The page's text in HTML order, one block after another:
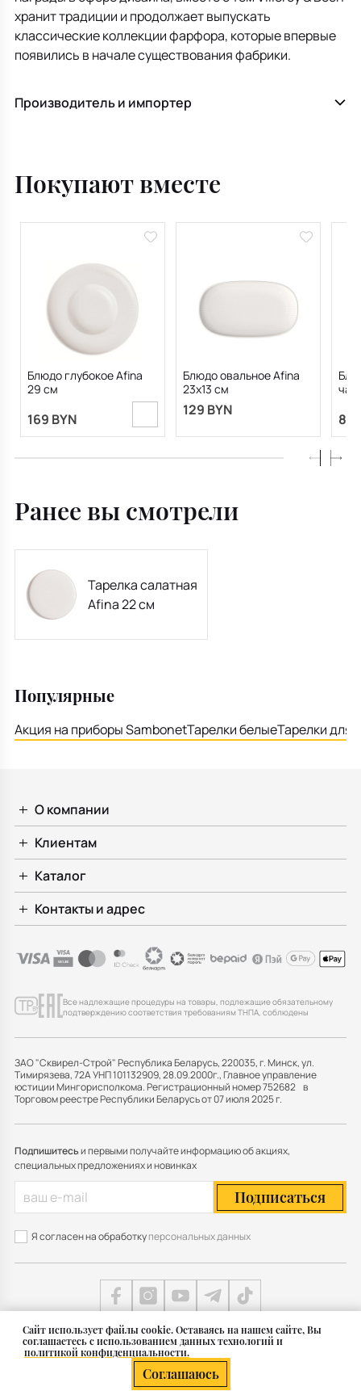
хранит традиции и продолжает выпускать
классические коллекции фарфора, которые впервые
появились в начале существования фабрики.
Производитель и импортер
Покупают вместе
Блюдо глубокое Afina
29 см
169 BYN
Блюдо овальное Afina
23х13 см
129 BYN
Ранее вы смотрели
Тарелка салатная
Afina 22 см
Популярные
Акция на приборы SambonetТарелки белыеТарелки для
Cайт использует файлы cookie. Оставаясь на нашем сайте, Вы
соглашаетесь с использованием данных технологий и
политикой конфиденциальности.
Соглашаюсь
О компании
Клиентам
Каталог
Контакты и адрес
Все надлежащие процедуры на товары, подлежащие обязательному
подтверждению соответствия требованиям ТНПА, соблюдены
ЗАО "Сквирел-Строй" Республика Беларусь, 220035, г. Минск, ул.
Тимирязева, 72А УНП 101132909, 28.09.2000г., Главное управление
юстиции Мингорисполкома. Регистрационный номер 752682 в
Торговом реестре Республики Беларусь от 07 июля 2025 г.
Подпишитесьи первыми получайте информацию об акциях,
специальных предложениях и новинках
Подписаться
Я согласен на обработкуперсональных данных
© 2011 — 2026 Группа СКВИРЕЛ в Беларуси
Карта сайта
Разработка сайта — SLAM